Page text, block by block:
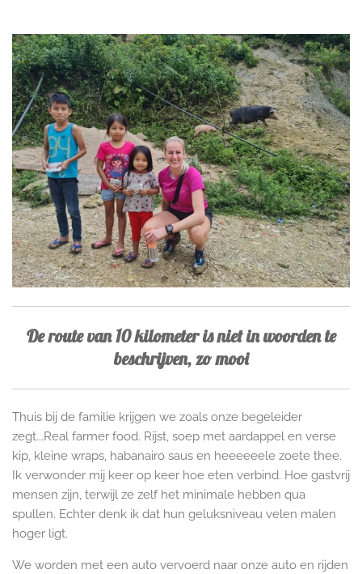
De route van 10 kilometer is niet in woorden te
beschrijven, zo mooi
Thuis bij de familie krijgen we zoals onze begeleider
zegt...Real farmer food. Rijst, soep met aardappel en verse
kip, kleine wraps, habanairo saus en heeeeeele zoete thee.
Ik verwonder mij keer op keer hoe eten verbind. Hoe gastvrij
mensen zijn, terwijl ze zelf het minimale hebben qua
spullen. Echter denk ik dat hun geluksniveau velen malen
hoger ligt.
We worden met een auto vervoerd naar onze auto en rijden